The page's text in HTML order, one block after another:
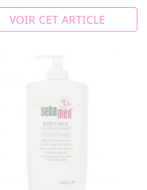
VOIR CET ARTICLE